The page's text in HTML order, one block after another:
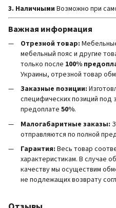
3. Наличными Возможно при
Важная информация
Отрезной товар:
мебельный пояс и другие
только после 100%
Украины, отрезной товар
Заказные позиции:
специфических позиций под
предоплате 50%.
Малогабаритные заказы:
отправляются по полной
Гарантия: Весь товар
характеристикам. В случае
качеству мы осуществим
не подлежащих возврату